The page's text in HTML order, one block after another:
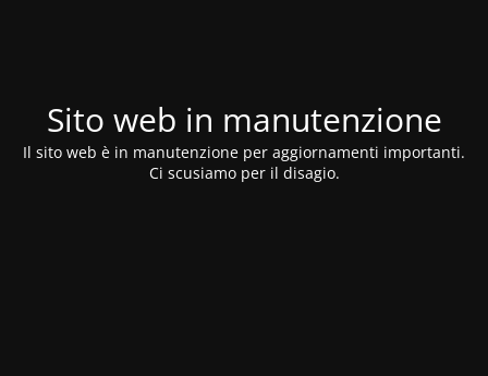
Sito web in manutenzione
Il sito web è in manutenzione per aggiornamenti importanti.
Ci scusiamo per il disagio.